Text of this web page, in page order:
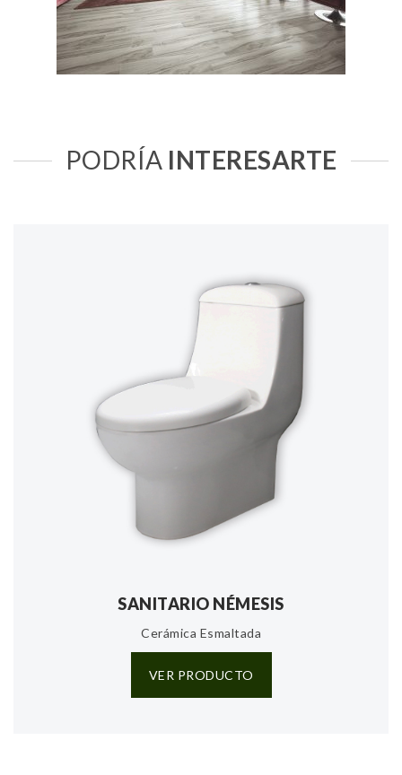
PODRÍA INTERESARTE
SANITARIO NÉMESIS
Cerámica Esmaltada
VER PRODUCTO